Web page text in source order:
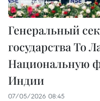
Генеральный
государства То
Национальную
Индии
07/05/2026 08:45